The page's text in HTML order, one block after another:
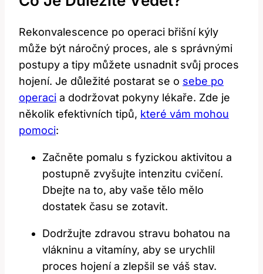
Rekonvalescence po operaci břišní kýly
může být náročný proces, ale s správnými
postupy a tipy můžete usnadnit svůj proces
hojení. Je důležité postarat se o sebe po
operaci a dodržovat pokyny lékaře. Zde je
několik efektivních tipů, které vám mohou
pomoci:
Začněte pomalu s fyzickou aktivitou a
postupně zvyšujte intenzitu cvičení.
Dbejte na to, aby vaše tělo mělo
dostatek času se zotavit.
Dodržujte zdravou stravu bohatou na
vlákninu a vitamíny, aby se urychlil
proces hojení a zlepšil se váš stav.